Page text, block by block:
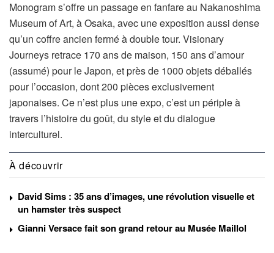
Monogram s’offre un passage en fanfare au Nakanoshima
Museum of Art, à Osaka, avec une exposition aussi dense
qu’un coffre ancien fermé à double tour. Visionary
Journeys retrace 170 ans de maison, 150 ans d’amour
(assumé) pour le Japon, et près de 1000 objets déballés
pour l’occasion, dont 200 pièces exclusivement
japonaises. Ce n’est plus une expo, c’est un périple à
travers l’histoire du goût, du style et du dialogue
interculturel.
À découvrir
David Sims : 35 ans d’images, une révolution visuelle et
un hamster très suspect
Gianni Versace fait son grand retour au Musée Maillol